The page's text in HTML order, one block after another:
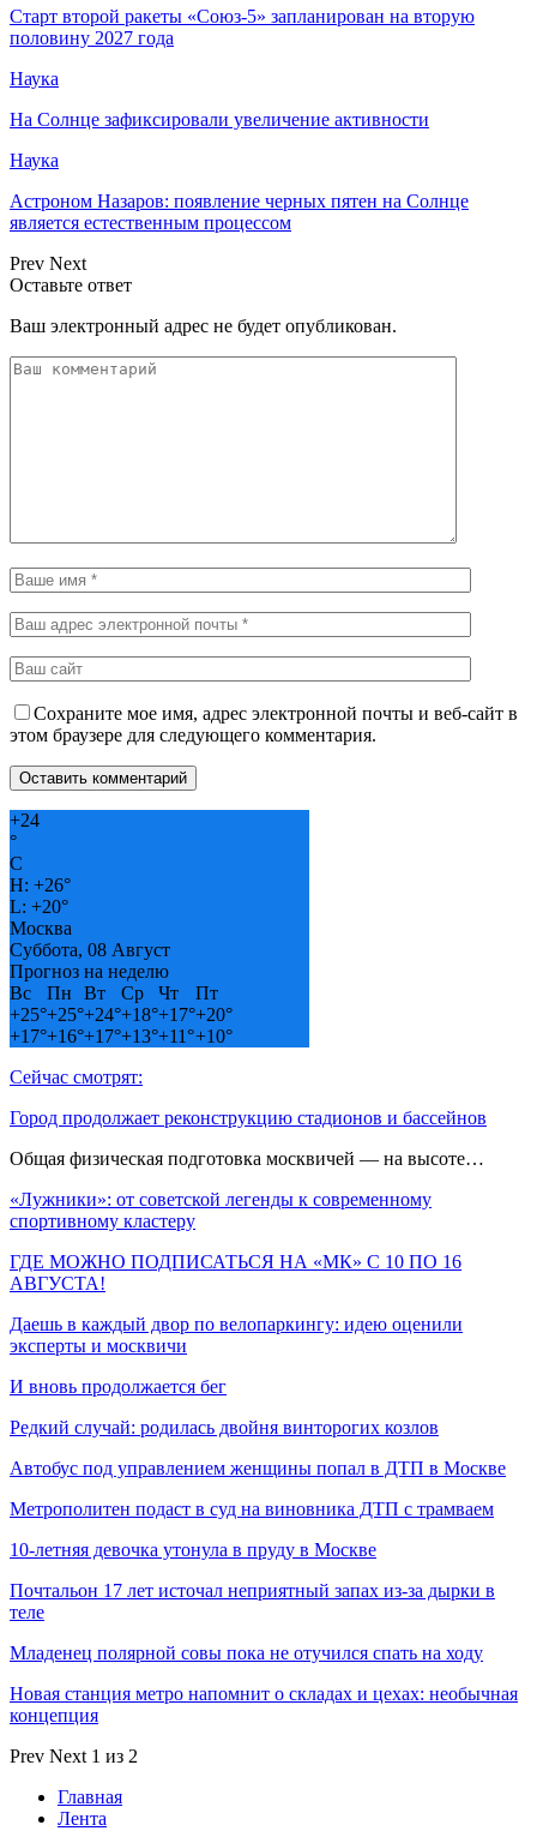
Старт второй ракеты «Союз-5» запланирован на вторую
половину 2027 года
Наука
На Солнце зафиксировали увеличение активности
Наука
Астроном Назаров: появление черных пятен на Солнце
является естественным процессом
Prev Next
Оставьте ответ
Ваш электронный адрес не будет опубликован.
Сохраните мое имя, адрес электронной почты и веб-сайт в
этом браузере для следующего комментария.
+24
°
C
H: +26°
L: +20°
Москва
Суббота, 08 Август
Прогноз на неделю
Вс
Пн Вт Ср Чт
Пт
+25°+25°+24°+18°+17°+20°
+17°+16°+17°+13°+11°+10°
Сейчас смотрят:
Город продолжает реконструкцию стадионов и бассейнов
Общая физическая подготовка москвичей — на высоте…
«Лужники»: от советской легенды к современному
спортивному кластеру
ГДЕ МОЖНО ПОДПИСАТЬСЯ НА «МК» С 10 ПО 16
АВГУСТА!
Даешь в каждый двор по велопаркингу: идею оценили
эксперты и москвичи
И вновь продолжается бег
Редкий случай: родилась двойня винторогих козлов
Автобус под управлением женщины попал в ДТП в Москве
Метрополитен подаст в суд на виновника ДТП с трамваем
10-летняя девочка утонула в пруду в Москве
Почтальон 17 лет источал неприятный запах из-за дырки в
теле
Младенец полярной совы пока не отучился спать на ходу
Новая станция метро напомнит о складах и цехах: необычная
концепция
Prev Next 1 из 2
Главная
Лента